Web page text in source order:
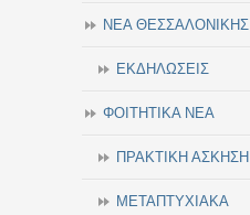
ΝΕΑ ΘΕΣΣΑΛΟΝΙΚΗΣ
ΕΚΔΗΛΩΣΕΙΣ
ΦΟΙΤΗΤΙΚΑ ΝΕΑ
ΠΡΑΚΤΙΚΗ ΑΣΚΗΣΗ
ΜΕΤΑΠΤΥΧΙΑΚΑ